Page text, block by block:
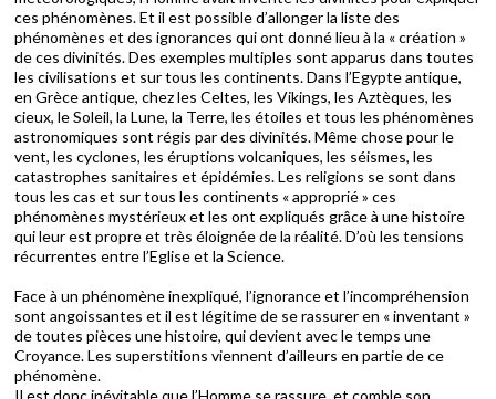
ces phénomènes. Et il est possible d’allonger la liste des
phénomènes et des ignorances qui ont donné lieu à la « création »
de ces divinités. Des exemples multiples sont apparus dans toutes
les civilisations et sur tous les continents. Dans l’Egypte antique,
en Grèce antique, chez les Celtes, les Vikings, les Aztèques, les
cieux, le Soleil, la Lune, la Terre, les étoiles et tous les phénomènes
astronomiques sont régis par des divinités. Même chose pour le
vent, les cyclones, les éruptions volcaniques, les séismes, les
catastrophes sanitaires et épidémies. Les religions se sont dans
tous les cas et sur tous les continents « approprié » ces
phénomènes mystérieux et les ont expliqués grâce à une histoire
qui leur est propre et très éloignée de la réalité. D’où les tensions
récurrentes entre l’Eglise et la Science.
Face à un phénomène inexpliqué, l’ignorance et l’incompréhension
sont angoissantes et il est légitime de se rassurer en « inventant »
de toutes pièces une histoire, qui devient avec le temps une
Croyance. Les superstitions viennent d’ailleurs en partie de ce
phénomène.
Il est donc inévitable que l’Homme se rassure et comble son